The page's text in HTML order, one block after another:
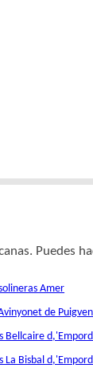
Puedes
Amer
de
Bellcaire
La Bisbal